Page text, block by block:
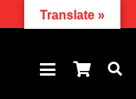
Translate »